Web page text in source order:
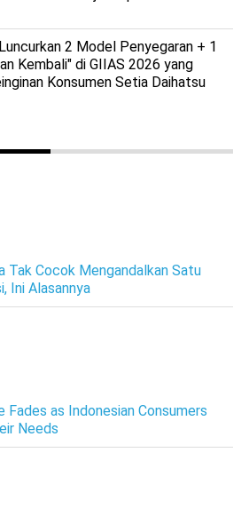
2 Model Penyegaran + 1
Kembali" di GIIAS 2026 yang
Konsumen Setia Daihatsu
Tak Cocok Mengandalkan Satu
Ini Alasannya
Fades as Indonesian Consumers
Needs